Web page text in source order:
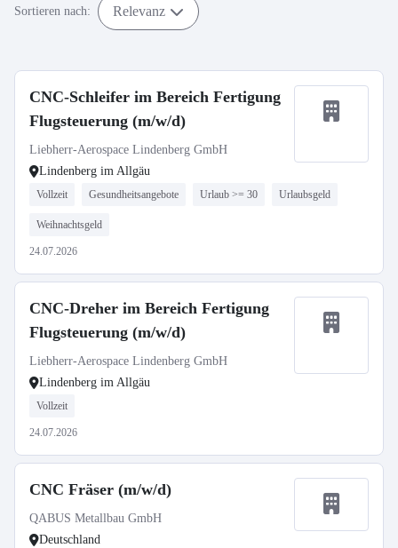
Sortieren nach: Relevanz
CNC-Schleifer im Bereich Fertigung
Flugsteuerung (m/w/d)
Liebherr-Aerospace Lindenberg GmbH
Lindenberg im Allgäu
Vollzeit Gesundheitsangebote Urlaub >= 30 Urlaubsgeld
Weihnachtsgeld
24.07.2026
CNC-Dreher im Bereich Fertigung
Flugsteuerung (m/w/d)
Liebherr-Aerospace Lindenberg GmbH
Lindenberg im Allgäu
Vollzeit
24.07.2026
CNC Fräser (m/w/d)
QABUS Metallbau GmbH
Deutschland